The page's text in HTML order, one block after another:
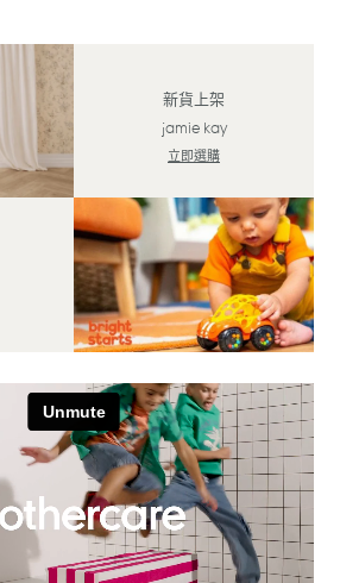
新貨上架
jamie kay
立即選購